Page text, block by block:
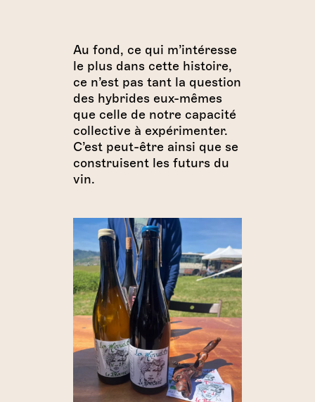
Au fond, ce qui m’intéresse
le plus dans cette histoire,
ce n’est pas tant la question
des hybrides eux-mêmes
que celle de notre capacité
collective à expérimenter.
C’est peut-être ainsi que se
construisent les futurs du
vin.